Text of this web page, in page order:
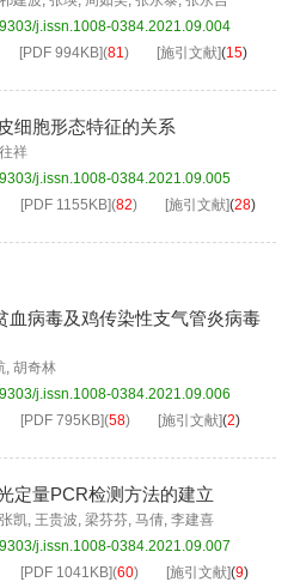
j.issn.1008-0384.2021.09.004
[PDF 994KB](81) [施引文献](15)
细胞形态特征的关系
祥
j.issn.1008-0384.2021.09.005
[PDF 1155KB](82) [施引文献](28)
血病毒及鸡传染性支气管炎病毒
, 胡奇林
j.issn.1008-0384.2021.09.006
[PDF 795KB](58) [施引文献](2)
定量PCR检测方法的建立
张凯, 王贵波, 梁芬芬, 马倩, 李建喜
j.issn.1008-0384.2021.09.007
[PDF 1041KB](60) [施引文献](9)